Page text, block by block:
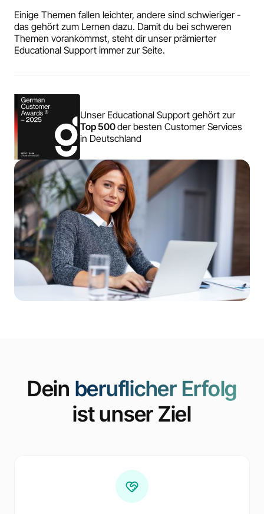
Einige Themen fallen leichter, andere sind schwieriger -
das gehört zum Lernen dazu. Damit du bei schweren
Themen vorankommst, steht dir unser prämierter
Educational Support immer zur Seite.
Unser Educational Support gehört zur
Top 500der besten Customer Services
in Deutschland
Dein beruflicher Erfolg
ist unser Ziel